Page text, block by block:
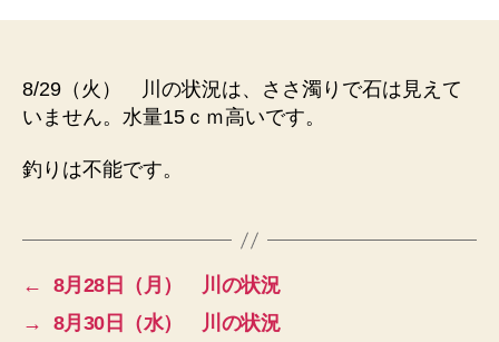
川
の
へ
8/29（火） 川の状況は、ささ濁りで石は見えて
いません。水量15ｃｍ高いです。
釣りは不能です。
←
8月28日（月） 川の状況
→
8月30日（水） 川の状況